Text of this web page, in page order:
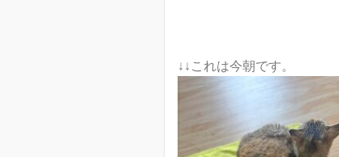
↓↓これは今朝です。